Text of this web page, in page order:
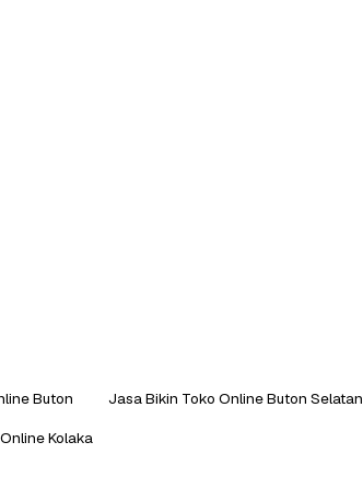
Buton Jasa Bikin Toko Online Buton Selatan
Kolaka